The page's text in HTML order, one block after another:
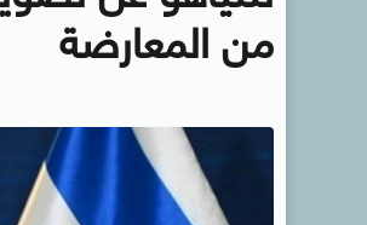
من المعارضة